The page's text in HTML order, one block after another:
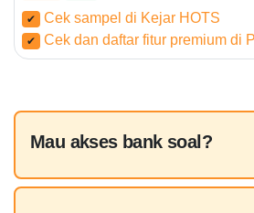
✔ Cek sampel di Kejar HOTS
✔ Cek dan daftar fitur premium di
Mau akses bank soal?